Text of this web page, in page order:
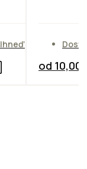
Ihneď
od 10,00